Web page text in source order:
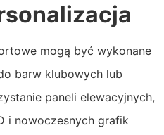
mogą być wykonane
barw klubowych lub
paneli elewacyjnych,
i nowoczesnych grafik